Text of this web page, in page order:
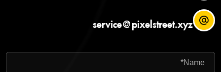
service@pixelstreet.xyz